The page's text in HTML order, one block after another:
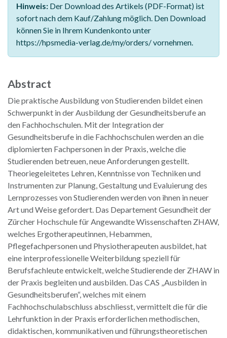
Hinweis: Der Download des Artikels (PDF-Format) ist
sofort nach dem Kauf/Zahlung möglich. Den Download
können Sie in Ihrem Kundenkonto unter
https://hpsmedia-verlag.de/my/orders/ vornehmen.
Abstract
Die praktische Ausbildung von Studierenden bildet einen
Schwerpunkt in der Ausbildung der Gesundheitsberufe an
den Fachhochschulen. Mit der Integration der
Gesundheitsberufe in die Fachhochschulen werden an die
diplomierten Fachpersonen in der Praxis, welche die
Studierenden betreuen, neue Anforderungen gestellt.
Theoriegeleitetes Lehren, Kenntnisse von Techniken und
Instrumenten zur Planung, Gestaltung und Evaluierung des
Lernprozesses von Studierenden werden von ihnen in neuer
Art und Weise gefordert. Das Departement Gesundheit der
Zürcher Hochschule für Angewandte Wissenschaften ZHAW,
welches Ergotherapeutinnen, Hebammen,
Pflegefachpersonen und Physiotherapeuten ausbildet, hat
eine interprofessionelle Weiterbildung speziell für
Berufsfachleute entwickelt, welche Studierende der ZHAW in
der Praxis begleiten und ausbilden. Das CAS „Ausbilden in
Gesundheitsberufen“, welches mit einem
Fachhochschulabschluss abschliesst, vermittelt die für die
Lehrfunktion in der Praxis erforderlichen methodischen,
didaktischen, kommunikativen und führungstheoretischen